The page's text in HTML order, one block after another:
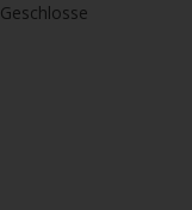
Geschlosse